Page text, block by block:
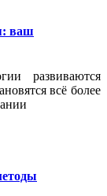
ваш
развиваются
всё более